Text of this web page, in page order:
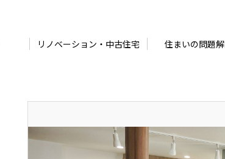
リノベーション・中古住宅 住まいの問題